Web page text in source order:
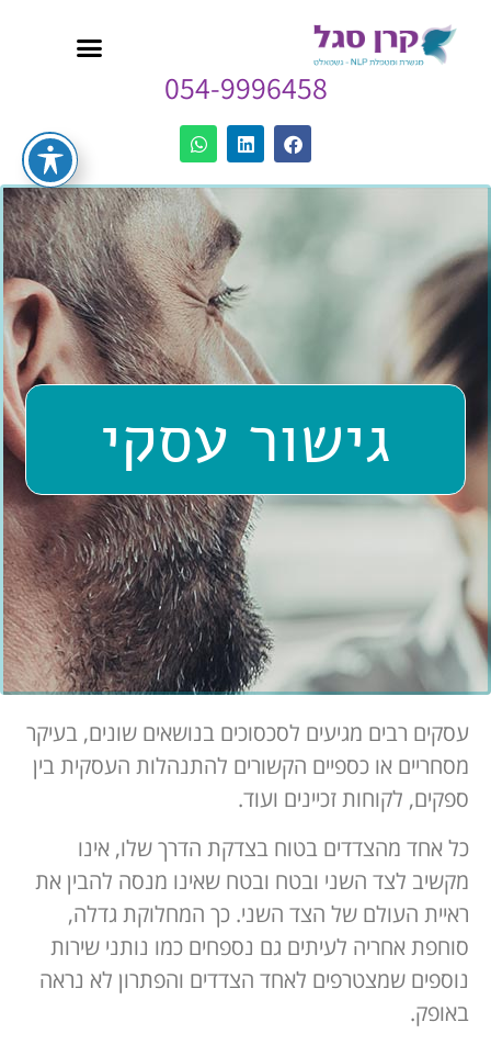
054-9996458
גישור עסקי
עסקים רבים מגיעים לסכסוכים בנושאים שונים, בעיקר
מסחריים או כספיים הקשורים להתנהלות העסקית בין
ספקים, לקוחות זכיינים ועוד.
כל אחד מהצדדים בטוח בצדקת הדרך שלו, אינו
מקשיב לצד השני ובטח ובטח שאינו מנסה להבין את
ראיית העולם של הצד השני. כך המחלוקת גדלה,
סוחפת אחריה לעיתים גם נספחים כמו נותני שירות
נוספים שמצטרפים לאחד הצדדים והפתרון לא נראה
באופק.